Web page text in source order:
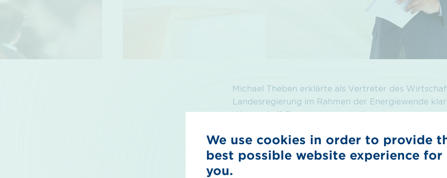
Michael Theben erklärte als Vertreter des
Landesregierung im Rahmen der Energiewende
Wasserstoff-Roadmap ausarbeitet.
Andreas Rimkus zeigte sich überzeugt davon,
fraktionsübergreifende Bundestagsgruppe
Sektorenkopplung und erneuerbare Gase forcieren
We use cookies in order to provide
best possible website experience for
you.